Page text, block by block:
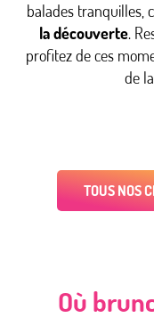
balades tranquilles,
la découverte.
profitez de ces
de
TOUS NOS
Où